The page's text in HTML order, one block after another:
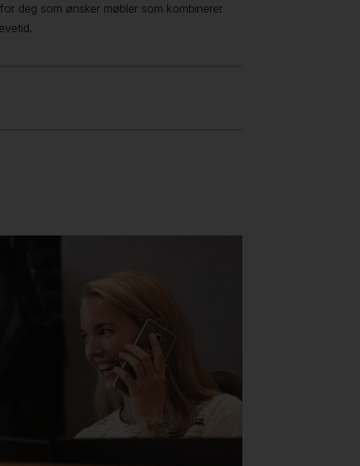
deg som ønsker møbler som kombinerer